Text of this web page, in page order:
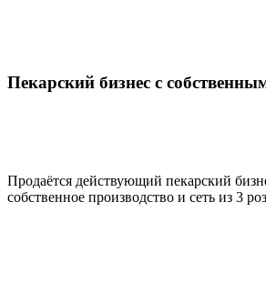
Пекарский бизнес с
Продаётся действующий пекарский
собственное производство и сеть из 3